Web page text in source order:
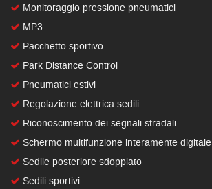
Monitoraggio pressione pneumatici
MP3
Pacchetto sportivo
Park Distance Control
Pneumatici estivi
Regolazione elettrica sedili
Riconoscimento dei segnali stradali
Schermo multifunzione interamente digitale
Sedile posteriore sdoppiato
Sedili sportivi